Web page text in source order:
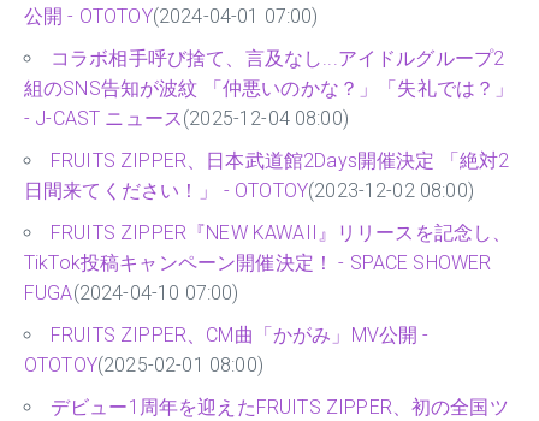
公開 - OTOTOY(2024-04-01 07:00)
コラボ相手呼び捨て、言及なし...アイドルグループ2
組のSNS告知が波紋 「仲悪いのかな？」「失礼では？」
- J-CAST ニュース(2025-12-04 08:00)
FRUITS ZIPPER、日本武道館2Days開催決定 「絶対2
日間来てください！」 - OTOTOY(2023-12-02 08:00)
FRUITS ZIPPER『NEW KAWAII』リリースを記念し、
TikTok投稿キャンペーン開催決定！ - SPACE SHOWER
FUGA(2024-04-10 07:00)
FRUITS ZIPPER、CM曲「かがみ」MV公開 -
OTOTOY(2025-02-01 08:00)
デビュー1周年を迎えたFRUITS ZIPPER、初の全国ツ